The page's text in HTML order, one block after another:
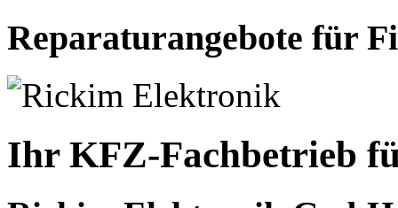
Reparaturangebote für
Ihr KFZ-Fachbetrieb